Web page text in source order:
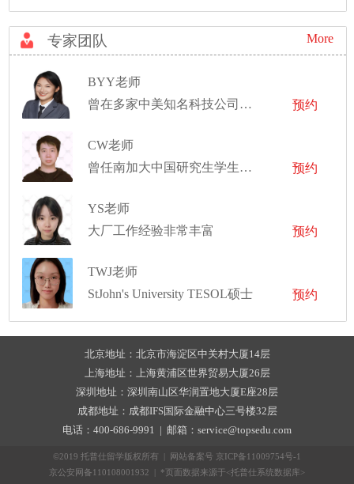
专家团队 More
BYY老师
曾在多家中美知名科技公司有过工作经历
预约
CW老师
曾任南加大中国研究生学生会职业发展部副部长，并任新泽西理工学院科研助理、教学助理
预约
YS老师
大厂工作经验非常丰富
预约
TWJ老师
StJohn's University TESOL硕士
预约
北京地址：北京市海淀区中关村大厦14层
上海地址：上海黄浦区世界贸易大厦26层
深圳地址：深圳南山区华润置地大厦E座28层
成都地址：成都IFS国际金融中心三号楼32层
电话：400-686-9991 | 邮箱：service@topsedu.com
©2019 托普仕留学版权所有 | 网站备案号 京ICP备11009754号-1
京公安网备110108001932 | *页面数据来源于<托普仕系统数据库>